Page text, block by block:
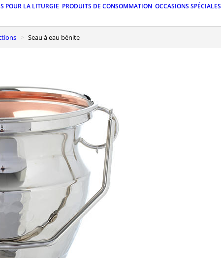
POUR LA LITURGIE PRODUITS DE CONSOMMATION OCCASIONS SPÉCIALES
Seau à eau bénite